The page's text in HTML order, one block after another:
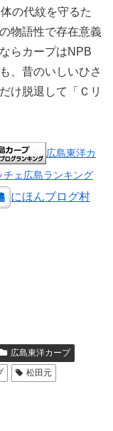
の代紋を守るた
物語性で存在意義
らカープはNPB
、昔のいしいひさ
け脱退して「Ｃリ
広島東洋カ
チェ広島ランキング
にほんブログ村
広島東洋カープ
松田元